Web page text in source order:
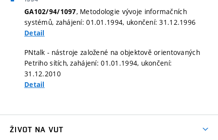
GA102/94/1097, Metodologie vývoje informačních
systémů, zahájení: 01.01.1994, ukončení: 31.12.1996
Detail
PNtalk - nástroje založené na objektově orientovaných
Petriho sítích, zahájení: 01.01.1994, ukončení:
31.12.2010
Detail
ŽIVOT NA VUT